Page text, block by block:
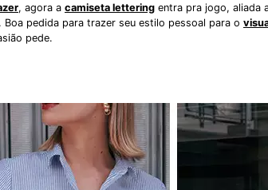
, agora a camiseta lettering entra pra jogo, aliada
pedida para trazer seu estilo pessoal para o
pede.